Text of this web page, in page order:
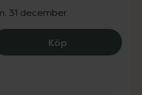
31 december
KöpWoods